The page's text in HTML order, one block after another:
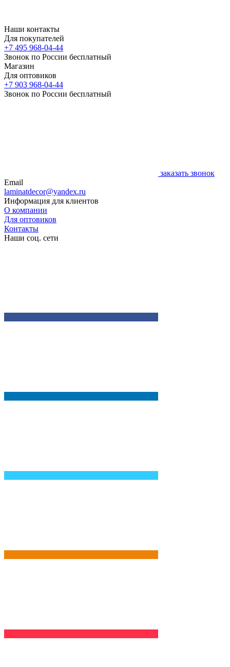
Наши контакты
Для покупателей
+7 495 968-04-44
Звонок по России бесплатный
Магазин
Для оптовиков
+7 903 968-04-44
Звонок по России бесплатный
заказать звонок
Email
laminatdecor@yandex.ru
Информация для клиентов
О компании
Для оптовиков
Контакты
Наши соц. сети